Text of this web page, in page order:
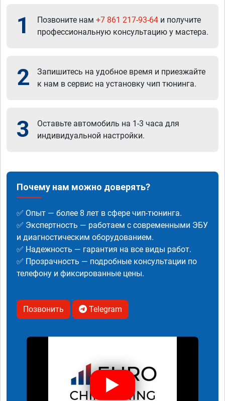
1 Позвоните нам +7 861 217-93-64 и получите
профессиональную консультацию у мастера.
2
Запишитесь на удобное время и приезжайте
к нам в сервис на установку чип тюнинга.
3
Оставьте автомобиль на 1-3 часа для
индивидуальной настройки.
Почему нам можно доверять?
✅ Опыт — более 8 лет в сфере чип-тюнинга.
✅ Экспертность — работаем с современными ЭБУ
и диагностическим оборудованием.
✅ Надежность — гарантия на все виды работ.
✅ Прозрачность — подробные консультации по
телефону и фиксированные цены.
Позвонить Telegram